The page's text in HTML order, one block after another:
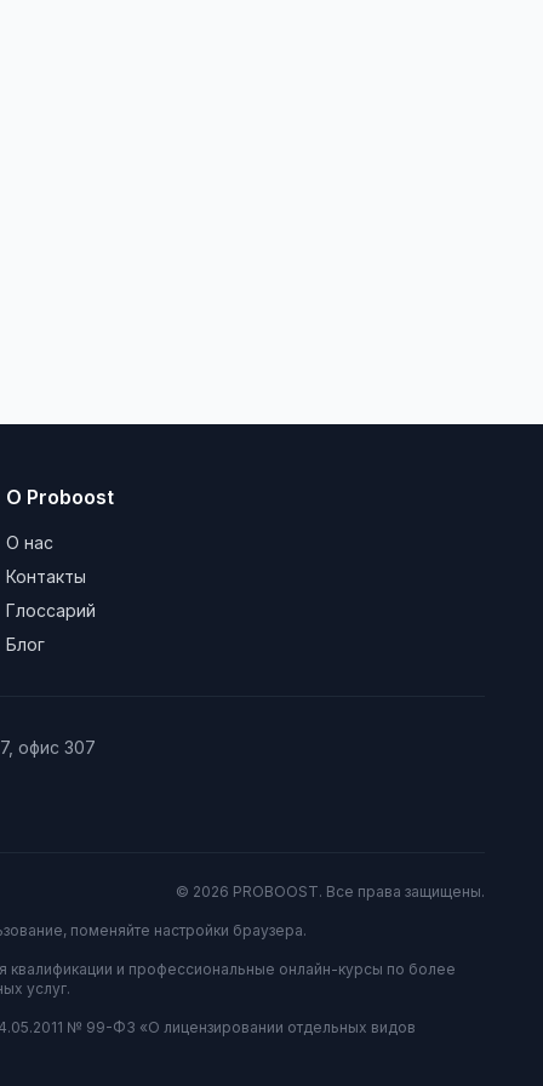
О Proboost
О нас
Контакты
Глоссарий
Блог
офис 307
© 2026 PROBOOST. Все права защищены.
поменяйте настройки браузера.
и профессиональные онлайн-курсы по более
услуг.
№ 99-ФЗ «О лицензировании отдельных видов